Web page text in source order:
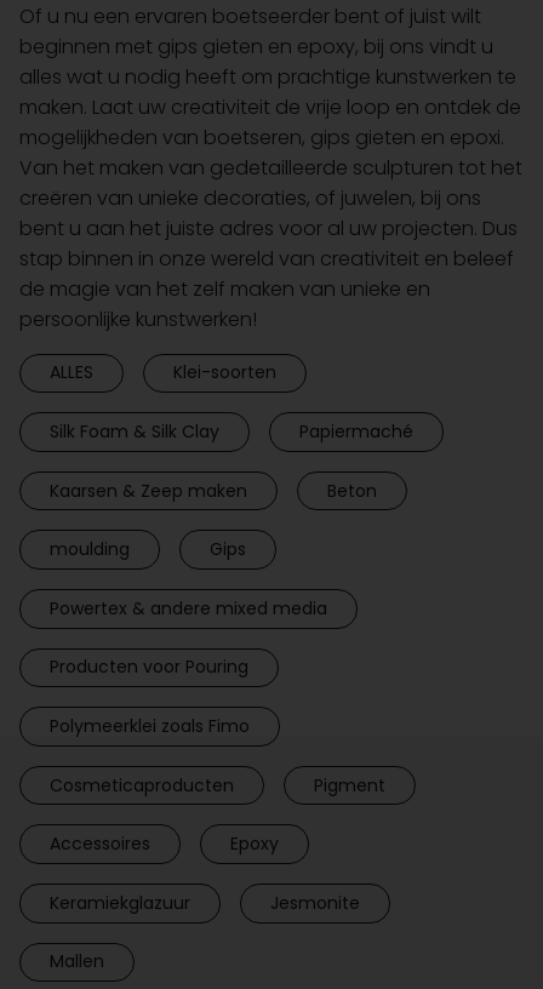
Of u nu een ervaren boetseerder bent of juist wilt
beginnen met gips gieten en epoxy, bij ons vindt u
alles wat u nodig heeft om prachtige kunstwerken te
maken. Laat uw creativiteit de vrije loop en ontdek de
mogelijkheden van boetseren, gips gieten en epoxi.
Van het maken van gedetailleerde sculpturen tot het
creëren van unieke decoraties, of juwelen, bij ons
bent u aan het juiste adres voor al uw projecten. Dus
stap binnen in onze wereld van creativiteit en beleef
de magie van het zelf maken van unieke en
persoonlijke kunstwerken!
ALLES Klei-soorten
Silk Foam & Silk Clay Papiermaché
Kaarsen & Zeep maken Beton
moulding Gips
Powertex & andere mixed media
Producten voor Pouring
Polymeerklei zoals Fimo
Cosmeticaproducten Pigment
Accessoires Epoxy
Keramiekglazuur Jesmonite
Mallen